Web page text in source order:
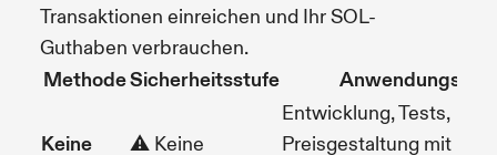
Transaktionen einreichen und Ihr SOL-
Guthaben verbrauchen.
MethodeSicherheitsstufe Anwendungsfall
Keine ⚠️ Keine
Entwicklung, Tests,
Preisgestaltung mit